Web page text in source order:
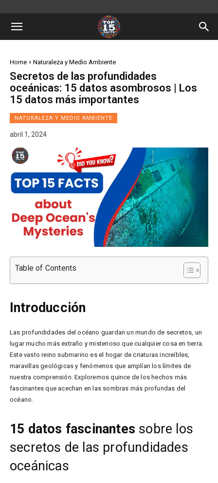
Home Naturaleza y Medio Ambiente
Secretos de las profundidades
oceánicas: 15 datos asombrosos | Los
15 datos más importantes
NATURALEZA Y MEDIO AMBIENTE
abril 1, 2024
Table of Contents
Introducción
Las profundidades del océano guardan un mundo de secretos, un
lugar mucho más extraño y misterioso que cualquier cosa en tierra.
Este vasto reino submarino es el hogar de criaturas increíbles,
maravillas geológicas y fenómenos que amplían los límites de
nuestra comprensión. Exploremos quince de los hechos más
fascinantes que acechan en las sombras más profundas del
océano.
15 datos fascinantes sobre los
secretos de las profundidades
oceánicas